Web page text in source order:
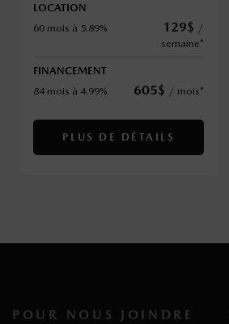
LOCATION
60 mois à 5.89%
129$ /
semaine*
FINANCEMENT
84 mois à 4.99%
605$ / mois*
PLUS DE DÉTAILS
POUR NOUS JOINDRE